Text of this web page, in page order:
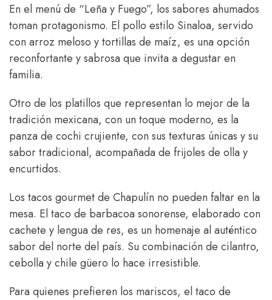
En el menú de “Leña y Fuego”, los sabores ahumados
toman protagonismo. El pollo estilo Sinaloa, servido
con arroz meloso y tortillas de maíz, es una opción
reconfortante y sabrosa que invita a degustar en
familia.
Otro de los platillos que representan lo mejor de la
tradición mexicana, con un toque moderno, es la
panza de cochi crujiente, con sus texturas únicas y su
sabor tradicional, acompañada de frijoles de olla y
encurtidos.
Los tacos gourmet de Chapulín no pueden faltar en la
mesa. El taco de barbacoa sonorense, elaborado con
cachete y lengua de res, es un homenaje al auténtico
sabor del norte del país. Su combinación de cilantro,
cebolla y chile güero lo hace irresistible.
Para quienes prefieren los mariscos, el taco de